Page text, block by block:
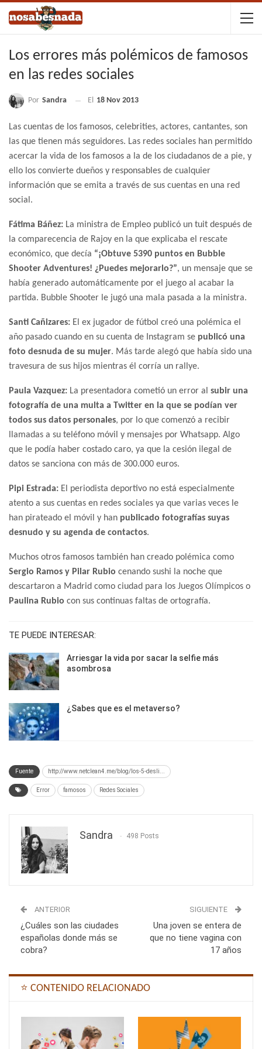
Los errores más polémicos de famosos
en las redes sociales
Por Sandra El 18 Nov 2013
Las cuentas de los famosos, celebrities, actores, cantantes, son
las que tienen más seguidores. Las redes sociales han permitido
acercar la vida de los famosos a la de los ciudadanos de a pie, y
ello los convierte dueños y responsables de cualquier
información que se emita a través de sus cuentas en una red
social.
Fátima Báñez: La ministra de Empleo publicó un tuit después de
la comparecencia de Rajoy en la que explicaba el rescate
económico, que decía “¡Obtuve 5390 puntos en Bubble
Shooter Adventures! ¿Puedes mejorarlo?”, un mensaje que se
había generado automáticamente por el juego al acabar la
partida. Bubble Shooter le jugó una mala pasada a la ministra.
Santi Cañizares: El ex jugador de fútbol creó una polémica el
año pasado cuando en su cuenta de Instagram se publicó una
foto desnuda de su mujer. Más tarde alegó que había sido una
travesura de sus hijos mientras él corría un rallye.
Paula Vazquez: La presentadora cometió un error al subir una
fotografía de una multa a Twitter en la que se podían ver
todos sus datos personales, por lo que comenzó a recibir
llamadas a su teléfono móvil y mensajes por Whatsapp. Algo
que le podía haber costado caro, ya que la cesión ilegal de
datos se sanciona con más de 300.000 euros.
Pipi Estrada: El periodista deportivo no está especialmente
atento a sus cuentas en redes sociales ya que varias veces le
han pirateado el móvil y han publicado fotografías suyas
desnudo y su agenda de contactos.
Muchos otros famosos también han creado polémica como
Sergio Ramos y Pilar Rubio cenando sushi la noche que
descartaron a Madrid como ciudad para los Juegos Olímpicos o
Paulina Rubio con sus continuas faltas de ortografía.
TE PUEDE INTERESAR:
Arriesgar la vida por sacar la selfie más
asombrosa
¿Sabes que es el metaverso?
Fuente http://www.netclean4.me/blog/los-5-desli...
Error famosos Redes Sociales
Sandra 498 Posts
ANTERIOR
¿Cuáles son las ciudades
españolas donde más se
cobra?
SIGUIENTE
Una joven se entera de
que no tiene vagina con
17 años
⭐ CONTENIDO RELACIONADO